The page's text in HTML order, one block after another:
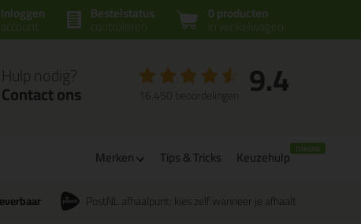
0 producten
in winkelwagen
Bestelstatus
controleren
Inloggen
account
Hulp nodig?
Contact ons 9.4
16.450 beoordelingen
Merken Tips & Tricks Keuzehulp
PostNL afhaalpunt: kies zelf wanneer je afhaalt